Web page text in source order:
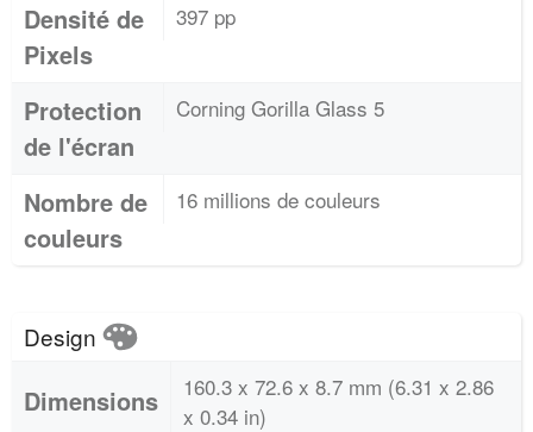
Densité de
Pixels
397 pp
Protection
de l'écran
Corning Gorilla Glass 5
Nombre de
couleurs
16 millions de couleurs
Design
Dimensions
160.3 x 72.6 x 8.7 mm (6.31 x 2.86
x 0.34 in)